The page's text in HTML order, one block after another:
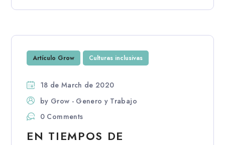
Artículo Grow Culturas inclusivas
18 de March de 2020
by Grow - Genero y Trabajo
0 Comments
EN TIEMPOS DE